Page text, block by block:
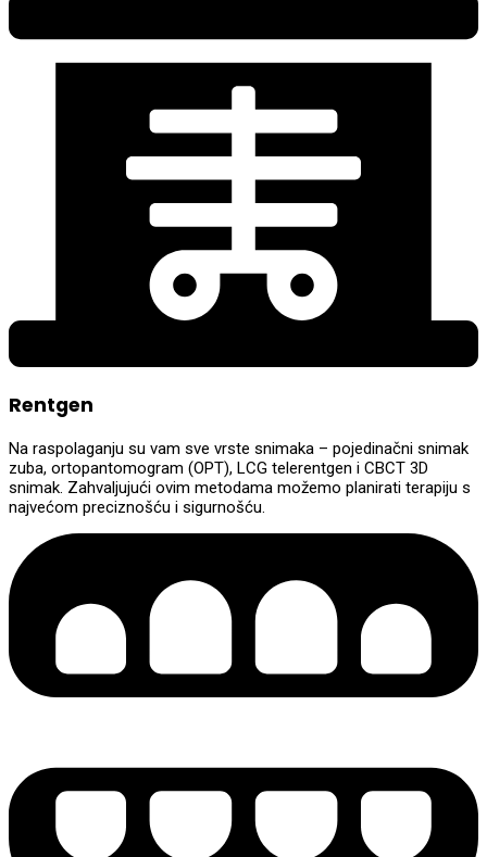
Rentgen
Na raspolaganju su vam sve vrste snimaka – pojedinačni snimak
zuba, ortopantomogram (OPT), LCG telerentgen i CBCT 3D
snimak. Zahvaljujući ovim metodama možemo planirati terapiju s
najvećom preciznošću i sigurnošću.